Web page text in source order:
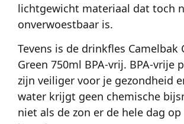
lichtgewicht materiaal dat toch
onverwoestbaar is.
Tevens is de drinkfles Camelbak
Green 750ml BPA-vrij. BPA-vrije
zijn veiliger voor je gezondheid
water krijgt geen chemische
niet als de zon er de hele dag